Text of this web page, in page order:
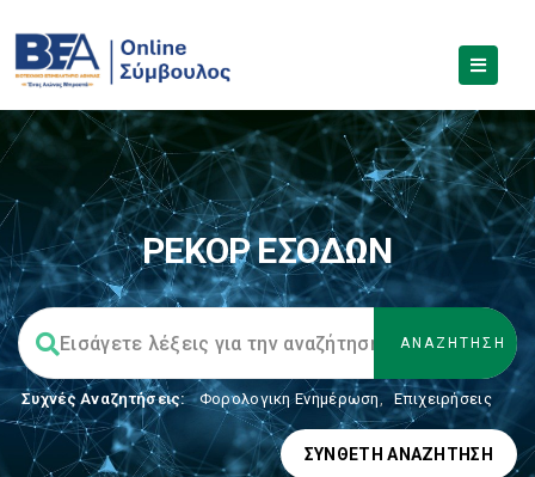
ΡΕΚΟΡ ΕΣΟΔΩΝ
Συχνές Αναζητήσεις: Φορολογικη Ενημέρωση, Επιχειρήσεις
ΣΎΝΘΕΤΗ ΑΝΑΖΉΤΗΣΗ